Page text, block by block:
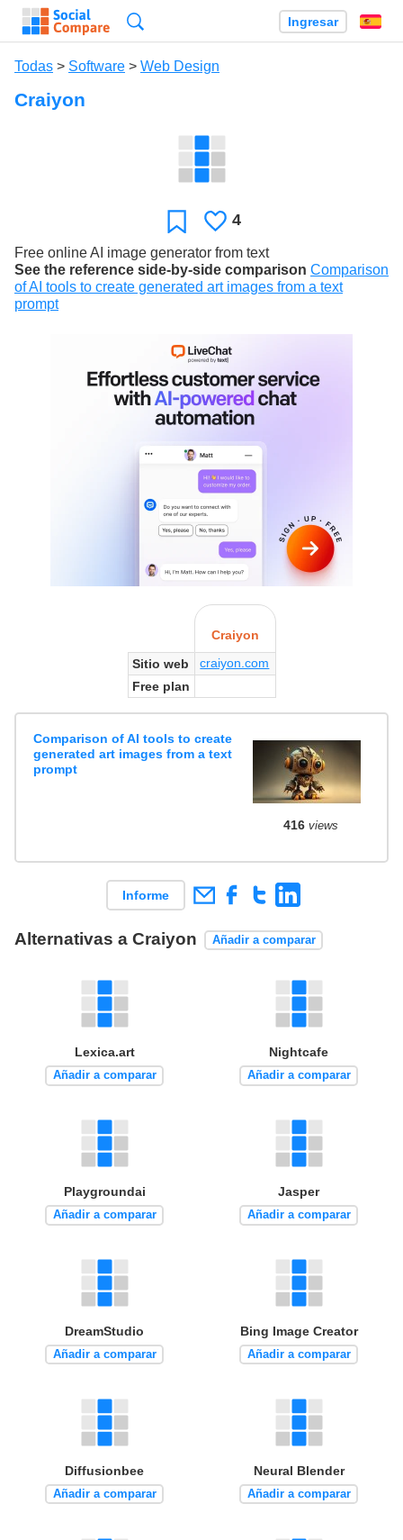
Ingresar
Todas > Software > Web Design
Craiyon
Favoritos
Le
gusta
4
Free online AI image generator from text
See the reference side-by-side comparison Comparison
of AI tools to create generated art images from a text
prompt
Craiyon
Sitio web
craiyon.com
Free plan
Comparison of AI tools to create
generated art images from a text
prompt
416views
Informe
Alternativas a Craiyon Añadir a comparar
Lexica.art
Añadir a comparar
Nightcafe
Añadir a comparar
Playgroundai
Añadir a comparar
Jasper
Añadir a comparar
DreamStudio
Añadir a comparar
Bing Image Creator
Añadir a comparar
Diffusionbee
Añadir a comparar
Neural Blender
Añadir a comparar